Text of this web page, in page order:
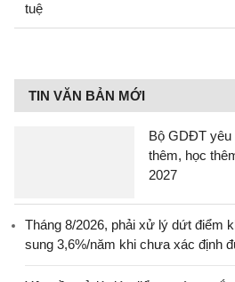
tuệ
TIN VĂN BẢN MỚI
Bộ GDĐT yêu
thêm, học
2027
Tháng 8/2026, phải xử lý dứt điểm
sung 3,6%/năm khi chưa xác định